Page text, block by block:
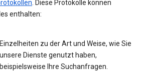
. Diese Protokolle können
enthalten:
Einzelheiten zu der Art und Weise, wie Sie
unsere Dienste genutzt haben,
beispielsweise Ihre Suchanfragen.